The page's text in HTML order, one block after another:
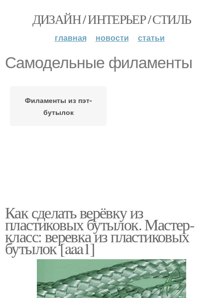
ДИЗАЙН / ИНТЕРЬЕР / СТИЛЬ
главная новости статьи
Самодельные филаменты
Филаменты из пэт-
бутылок
Как сделать верёвку из
пластиковых бутылок. Мастер-
класс: веревка из пластиковых
бутылок [aaa1]